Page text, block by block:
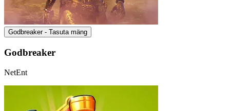
Godbreaker - Tasuta mäng
Godbreaker
NetEnt